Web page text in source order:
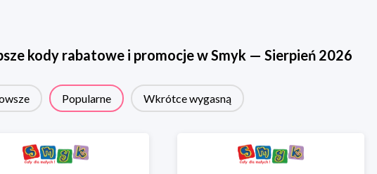
kody rabatowe i promocje wSmyk — Sierpień 2026
Popularne Wkrótce wygasną